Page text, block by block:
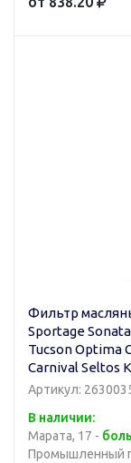
Фильтр
Sportage
Tucson Optima
Carnival Seltos
Артикул:
В наличии:
Марата, 17 -
Промышленный